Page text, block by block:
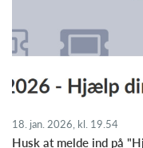
18. jan. 2026, kl. 19.54
Husk at melde ind på